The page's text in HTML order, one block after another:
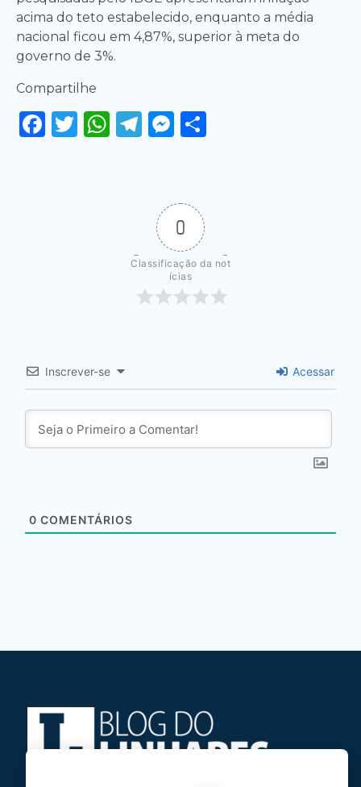
acima do teto estabelecido, enquanto a média
nacional ficou em 4,87%, superior à meta do
governo de 3%.
Compartilhe
Facebook
Twitter
WhatsApp
Telegram
Messenger
0
Classificação da not
ícias
Inscrever-se Acessar
0 COMENTÁRIOS